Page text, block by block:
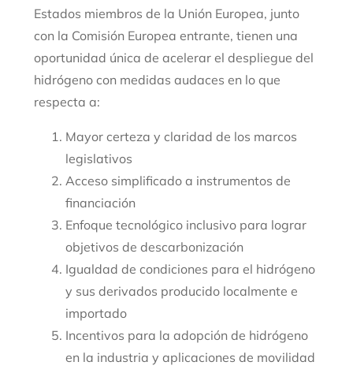
Estados miembros de la Unión Europea, junto
con la Comisión Europea entrante, tienen una
oportunidad única de acelerar el despliegue del
hidrógeno con medidas audaces en lo que
respecta a:
Mayor certeza y claridad de los marcos
legislativos
Acceso simplificado a instrumentos de
financiación
Enfoque tecnológico inclusivo para lograr
objetivos de descarbonización
Igualdad de condiciones para el hidrógeno
y sus derivados producido localmente e
importado
Incentivos para la adopción de hidrógeno
en la industria y aplicaciones de movilidad